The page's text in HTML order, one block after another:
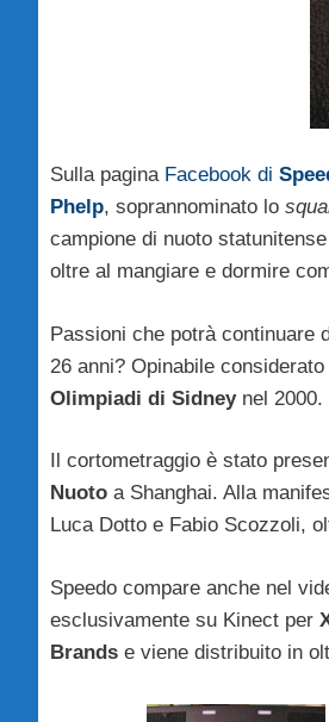
Sulla pagina Facebook di
Phelp, soprannominato lo
campione di nuoto
oltre al mangiare e dormire
Passioni che potrà continuare
26 anni? Opinabile
Olimpiadi di Sidneynel 2000.
Il cortometraggio è stato
Nuoto a Shanghai. Alla
Luca Dotto e Fabio Scozzoli,
Speedo compare anche nel
esclusivamente su Kinect per
Brands e viene distribuito in